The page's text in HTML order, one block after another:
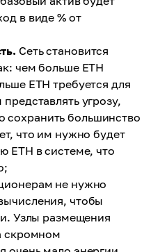
в виде % от
Сеть становится
чем больше ETH
ETH требуется для
угрозу,
большинство
что им нужно будет
ETH в системе, что
не нужно
чтобы
Узлы размещения
скромном